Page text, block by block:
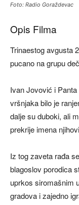
Foto: Radio Goraždevac
Opis Filma
Trinaestog avgusta
pucano na grupu
Ivan Jovović i
vršnjaka bilo je
dalje su duboki, ali
prekrije imena
Iz tog zaveta rađa
blagoslov porodica
uprkos siromašnim
gradova i zajedno